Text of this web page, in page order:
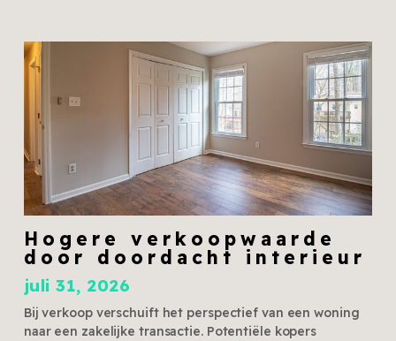
Hogere verkoopwaarde
door doordacht interieur
juli 31, 2026
Bij verkoop verschuift het perspectief van een woning
naar een zakelijke transactie. Potentiële kopers